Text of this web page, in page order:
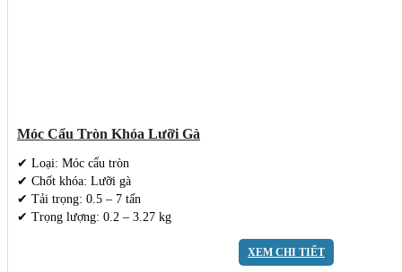
Móc Cẩu Tròn Khóa Lưỡi Gà
✔ Loại: Móc cẩu tròn
✔ Chốt khóa: Lưỡi gà
✔ Tải trọng: 0.5 – 7 tấn
✔ Trọng lượng: 0.2 – 3.27 kg
XEM CHI TIẾT